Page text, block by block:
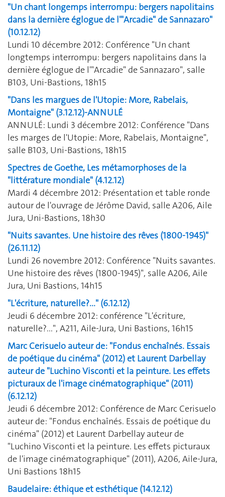
"Un chant longemps interrompu: bergers napolitains
dans la dernière églogue de l'"Arcadie" de Sannazaro"
(10.12.12)
Lundi 10 décembre 2012: Conférence "Un chant
longtemps interrompu: bergers napolitains dans la
dernière églogue de l'"Arcadie" de Sannazaro", salle
B103, Uni-Bastions, 18h15
"Dans les margues de l'Utopie: More, Rabelais,
Montaigne" (3.12.12)-ANNULÉ
ANNULÉ: Lundi 3 décembre 2012: Conférence "Dans
les marges de l'Utopie: More, Rabelais, Montaigne",
salle B103, Uni-Bastions, 18h15
Spectres de Goethe, Les métamorphoses de la
"littérature mondiale" (4.12.12)
Mardi 4 décembre 2012: Présentation et table ronde
autour de l'ouvrage de Jérôme David, salle A206, Aile
Jura, Uni-Bastions, 18h30
"Nuits savantes. Une histoire des rêves (1800-1945)"
(26.11.12)
Lundi 26 novembre 2012: Conférence "Nuits savantes.
Une histoire des rêves (1800-1945)", salle A206, Aile
Jura, Uni Bastions, 14h15
"L'écriture, naturelle?..." (6.12.12)
Jeudi 6 décembre 2012: conférence "L'écriture,
naturelle?...", A211, Aile-Jura, Uni Bastions, 16h15
Marc Cerisuelo auteur de: "Fondus enchaînés. Essais
de poétique du cinéma" (2012) et Laurent Darbellay
auteur de "Luchino Visconti et la peinture. Les effets
picturaux de l'image cinématographique" (2011)
(6.12.12)
Jeudi 6 décembre 2012: Conférence de Marc Cerisuelo
auteur de: "Fondus enchaînés. Essais de poétique du
cinéma" (2012) et Laurent Darbellay auteur de
"Luchino Visconti et la peinture. Les effets picturaux
de l'image cinématographique" (2011), A206, Aile-Jura,
Uni Bastions 18h15
Baudelaire: éthique et esthétique (14.12.12)